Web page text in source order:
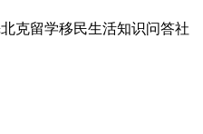
克留学移民生活知识问答社